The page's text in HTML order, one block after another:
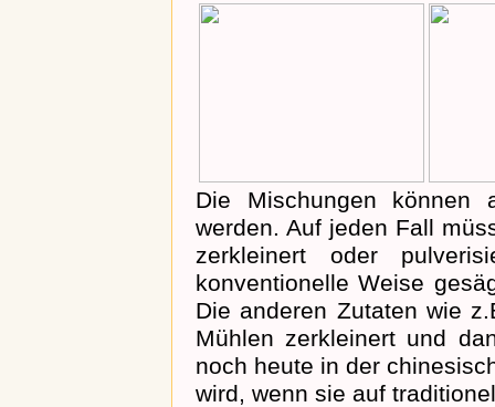
Die Mischungen können
werden. Auf jeden Fall
zerkleinert oder
konventionelle Weise
Die anderen Zutaten wie
Mühlen zerkleinert und
noch heute in der
wird, wenn sie auf